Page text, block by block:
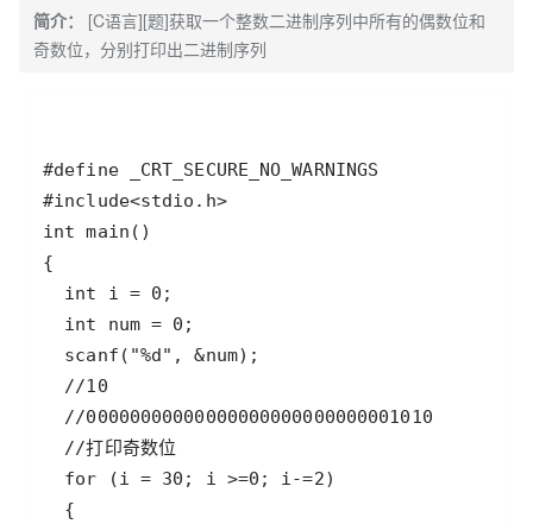
简介：
[C语言][题]获取一个整数二进制序列中所有的偶数位和
奇数位，分别打印出二进制序列
#include<stdio.h>